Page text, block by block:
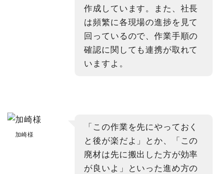
作成しています。また、社長
は頻繁に各現場の進捗を見て
回っているので、作業手順の
確認に関しても連携が取れて
いますよ。
加崎様
「この作業を先にやっておく
と後が楽だよ」とか、「この
廃材は先に搬出した方が効率
が良いよ」といった進め方の